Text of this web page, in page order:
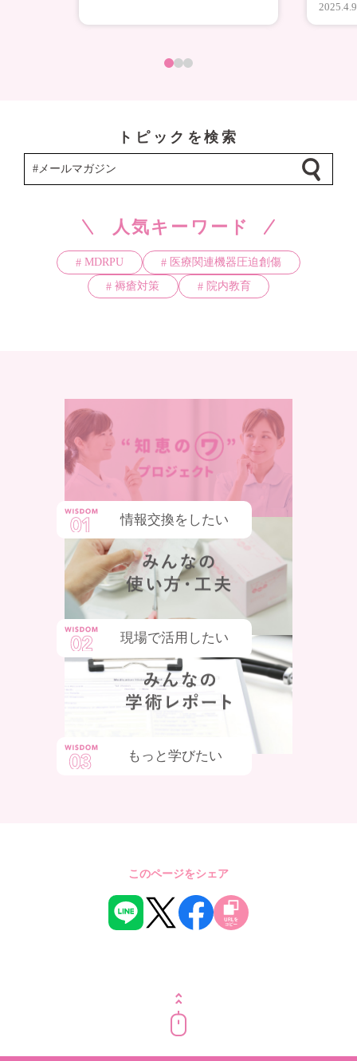
2025.4.9
トピックを検索
人気キーワード
MDRPU 医療関連機器圧迫創傷
褥瘡対策 院内教育
情報交換をしたい
現場で活用したい
もっと学びたい
このページをシェア